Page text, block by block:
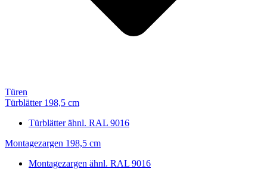
Türen
Türblätter 198,5 cm
Türblätter ähnl. RAL 9016
Montagezargen 198,5 cm
Montagezargen ähnl. RAL 9016